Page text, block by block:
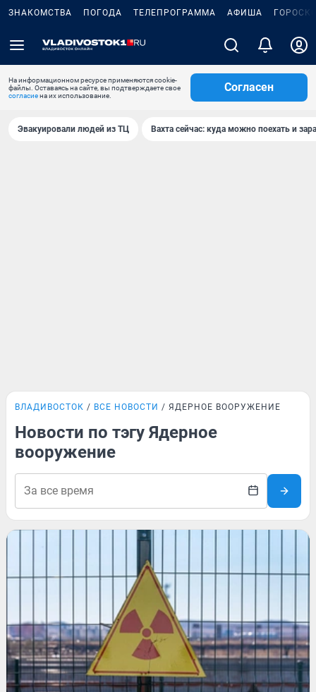
ЗНАКОМСТВА ПОГОДА ТЕЛЕПРОГРАММА АФИША
На информационном ресурсе применяются cookie-
файлы. Оставаясь на сайте, вы подтверждаете свое
согласиена их использование.
Согласен
Эвакуировали людей из ТЦ Вахта сейчас: куда можно поехать и
ВЛАДИВОСТОК ВСЕ НОВОСТИ ЯДЕРНОЕ ВООРУЖЕНИЕ
Новости по тэгу Ядерное
вооружение